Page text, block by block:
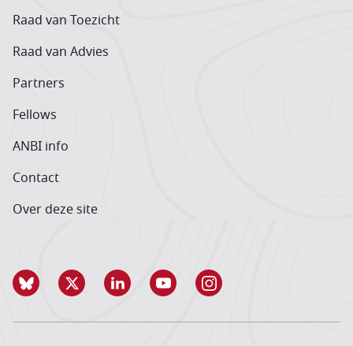
Raad van Toezicht
Raad van Advies
Partners
Fellows
ANBI info
Contact
Over deze site